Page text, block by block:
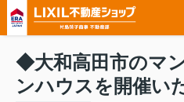
◆大和高田市のマ
ンハウスを開催い